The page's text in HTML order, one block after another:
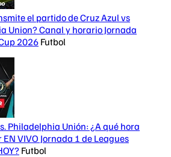
el partido de Cruz Azul vs
Union? Canal y horario Jornada
2026 Futbol
Philadelphia Unión: ¿A qué hora
VIVO Jornada 1 de Leagues
Futbol